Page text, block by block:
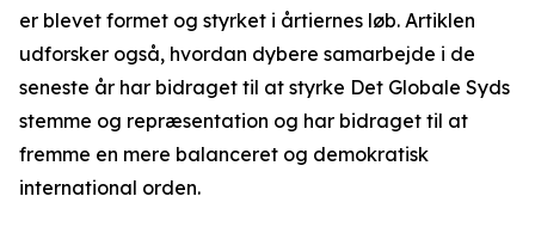
er blevet formet og styrket i årtiernes løb. Artiklen
udforsker også, hvordan dybere samarbejde i de
seneste år har bidraget til at styrke Det Globale Syds
stemme og repræsentation og har bidraget til at
fremme en mere balanceret og demokratisk
international orden.